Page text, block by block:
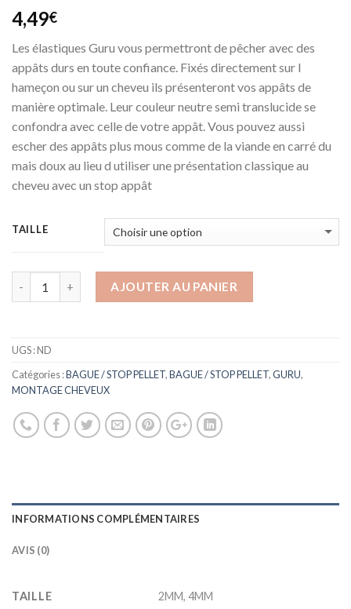
4,49€
Les élastiques Guru vous permettront de pêcher avec des
appâts durs en toute confiance. Fixés directement sur l
hameçon ou sur un cheveu ils présenteront vos appâts de
manière optimale. Leur couleur neutre semi translucide se
confondra avec celle de votre appât. Vous pouvez aussi
escher des appâts plus mous comme de la viande en carré du
mais doux au lieu d utiliser une présentation classique au
cheveu avec un stop appât
TAILLE
AJOUTER AU PANIER
UGS :ND
Catégories :BAGUE / STOP PELLET,BAGUE / STOP PELLET,GURU,
MONTAGE CHEVEUX
INFORMATIONS COMPLÉMENTAIRES
AVIS (0)
TAILLE 2MM, 4MM